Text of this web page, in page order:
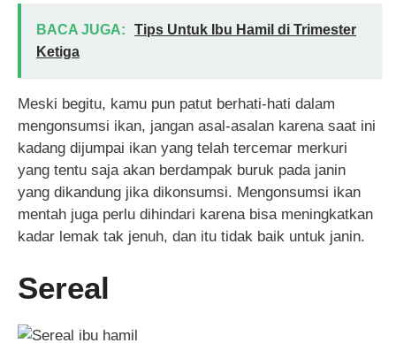
BACA JUGA:
Tips Untuk Ibu Hamil di Trimester
Ketiga
Meski begitu, kamu pun patut berhati-hati dalam
mengonsumsi ikan, jangan asal-asalan karena saat ini
kadang dijumpai ikan yang telah tercemar merkuri
yang tentu saja akan berdampak buruk pada janin
yang dikandung jika dikonsumsi. Mengonsumsi ikan
mentah juga perlu dihindari karena bisa meningkatkan
kadar lemak tak jenuh, dan itu tidak baik untuk janin.
Sereal